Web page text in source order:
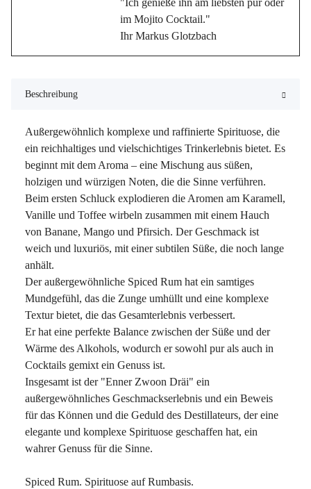
"Ich genieße ihn am liebsten pur oder
im Mojito Cocktail."
Ihr Markus Glotzbach
Beschreibung
Außergewöhnlich komplexe und raffinierte Spirituose, die
ein reichhaltiges und vielschichtiges Trinkerlebnis bietet. Es
beginnt mit dem Aroma – eine Mischung aus süßen,
holzigen und würzigen Noten, die die Sinne verführen.
Beim ersten Schluck explodieren die Aromen am Karamell,
Vanille und Toffee wirbeln zusammen mit einem Hauch
von Banane, Mango und Pfirsich. Der Geschmack ist
weich und luxuriös, mit einer subtilen Süße, die noch lange
anhält.
Der außergewöhnliche Spiced Rum hat ein samtiges
Mundgefühl, das die Zunge umhüllt und eine komplexe
Textur bietet, die das Gesamterlebnis verbessert.
Er hat eine perfekte Balance zwischen der Süße und der
Wärme des Alkohols, wodurch er sowohl pur als auch in
Cocktails gemixt ein Genuss ist.
Insgesamt ist der "Enner Zwoon Dräi" ein
außergewöhnliches Geschmackserlebnis und ein Beweis
für das Können und die Geduld des Destillateurs, der eine
elegante und komplexe Spirituose geschaffen hat, ein
wahrer Genuss für die Sinne.
Spiced Rum. Spirituose auf Rumbasis.